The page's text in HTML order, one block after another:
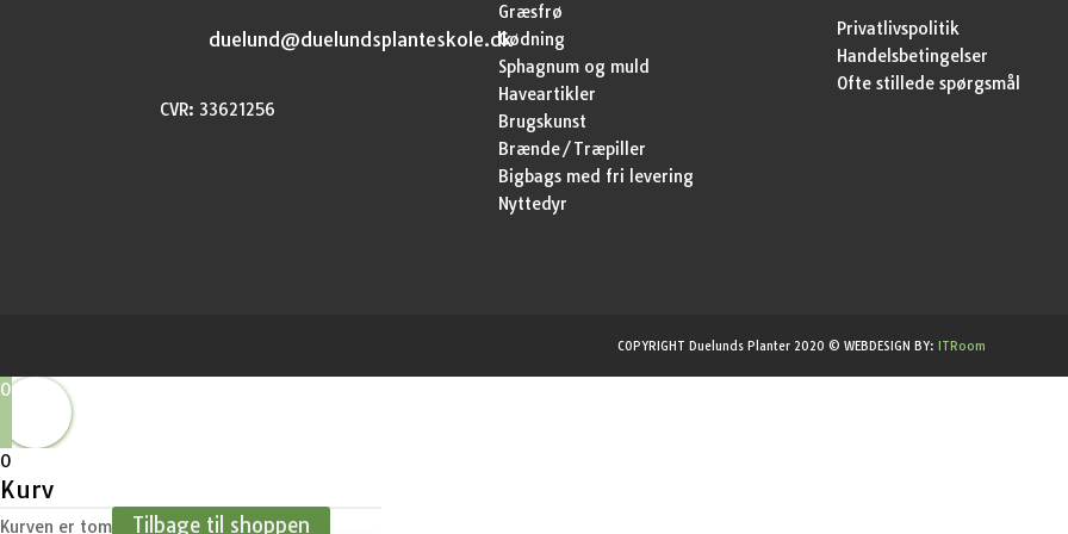
duelund@duelundsplanteskole.dk
CVR: 33621256
Græsfrø
Gødning
Sphagnum og muld
Haveartikler
Brugskunst
Brænde/Træpiller
Bigbags med fri levering
Nyttedyr
Privatlivspolitik
Handelsbetingelser
Ofte stillede spørgsmål
COPYRIGHT Duelunds Planter 2020 © WEBDESIGN BY: ITRoom
0
0
Kurv
Kurven er tom Tilbage til shoppen